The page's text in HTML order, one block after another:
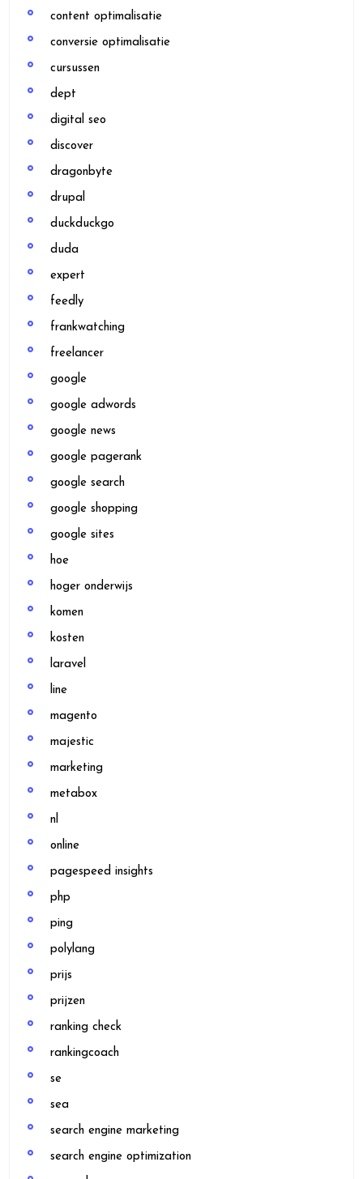
content optimalisatie
conversie optimalisatie
cursussen
dept
digital seo
discover
dragonbyte
drupal
duckduckgo
duda
expert
feedly
frankwatching
freelancer
google
google adwords
google news
google pagerank
google search
google shopping
google sites
hoe
hoger onderwijs
komen
kosten
laravel
line
magento
majestic
marketing
metabox
nl
online
pagespeed insights
php
ping
polylang
prijs
prijzen
ranking check
rankingcoach
se
sea
search engine marketing
search engine optimization